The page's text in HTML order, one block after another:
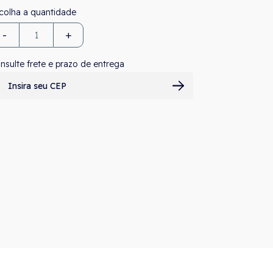
- +
frete e prazo de entrega